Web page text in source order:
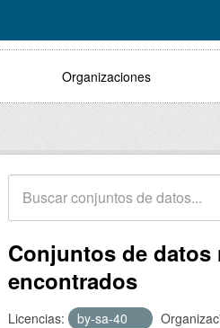
Organizaciones
Conjuntos de datos
encontrados
Licencias: by-sa-40